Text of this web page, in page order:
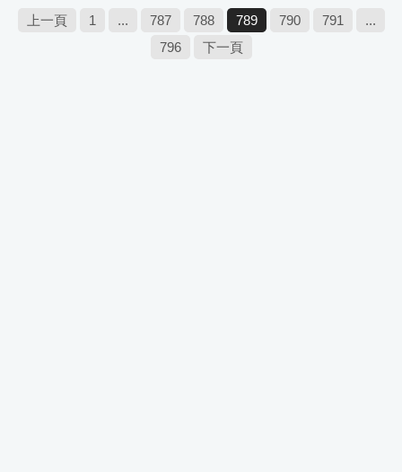
上一頁 1 ... 787 788 789 790 791
...
796
下一頁